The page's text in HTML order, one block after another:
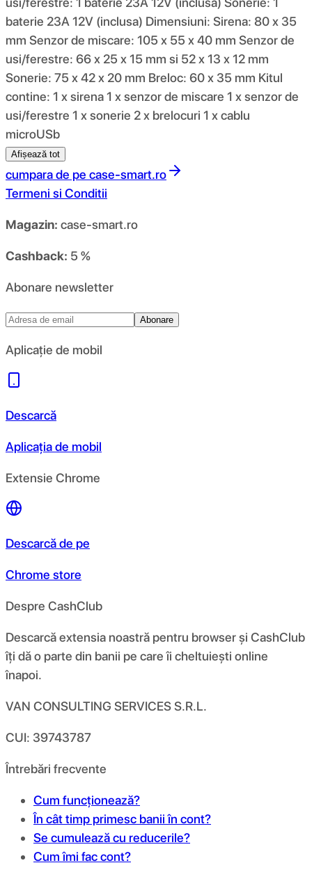
baterie 23A 12V (inclusa) Dimensiuni: Sirena: 80 x 35
mm Senzor de miscare: 105 x 55 x 40 mm Senzor de
usi/ferestre: 66 x 25 x 15 mm si 52 x 13 x 12 mm
Sonerie: 75 x 42 x 20 mm Breloc: 60 x 35 mm Kitul
contine: 1 x sirena 1 x senzor de miscare 1 x senzor de
usi/ferestre 1 x sonerie 2 x brelocuri 1 x cablu
microUSb
Afișează tot
cumpara de pe case-smart.ro
Termeni si Conditii
Magazin: case-smart.ro
Cashback: 5 %
Abonare newsletter
Abonare
Aplicație de mobil
Descarcă
Aplicația de mobil
Extensie Chrome
Descarcă de pe
Chrome store
Despre CashClub
Descarcă extensia noastră pentru browser și CashClub
îți dă o parte din banii pe care îi cheltuiești online
înapoi.
VAN CONSULTING SERVICES S.R.L.
CUI: 39743787
Întrebări frecvente
Cum funcționează?
În cât timp primesc banii în cont?
Se cumulează cu reducerile?
Cum îmi fac cont?